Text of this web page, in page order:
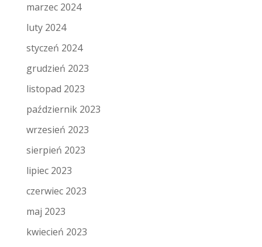
marzec 2024
luty 2024
styczeń 2024
grudzień 2023
listopad 2023
październik 2023
wrzesień 2023
sierpień 2023
lipiec 2023
czerwiec 2023
maj 2023
kwiecień 2023